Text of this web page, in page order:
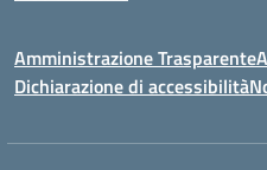
Amministrazione Trasparente
Dichiarazione di accessibilità